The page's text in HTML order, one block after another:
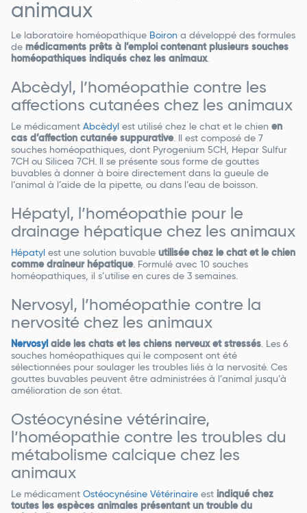
animaux
Le laboratoire homéopathique Boiron a développé des formules
de médicaments prêts à l’emploi contenant plusieurs souches
homéopathiques indiqués chez les animaux.
Abcèdyl, l’homéopathie contre les
affections cutanées chez les animaux
Le médicament Abcèdyl est utilisé chez le chat et le chien en
cas d’affection cutanée suppurative. Il est composé de 7
souches homéopathiques, dont Pyrogenium 5CH, Hepar Sulfur
7CH ou Silicea 7CH. Il se présente sous forme de gouttes
buvables à donner à boire directement dans la gueule de
l’animal à l’aide de la pipette, ou dans l’eau de boisson.
Hépatyl, l’homéopathie pour le
drainage hépatique chez les animaux
Hépatyl est une solution buvable utilisée chez le chat et le chien
comme draineur hépatique. Formulé avec 10 souches
homéopathiques, il s’utilise en cures de 3 semaines.
Nervosyl, l’homéopathie contre la
nervosité chez les animaux
Nervosyl aide les chats et les chiens nerveux et stressés. Les 6
souches homéopathiques qui le composent ont été
sélectionnées pour soulager les troubles liés à la nervosité. Ces
gouttes buvables peuvent être administrées à l’animal jusqu’à
amélioration de son état.
Ostéocynésine vétérinaire,
l’homéopathie contre les troubles du
métabolisme calcique chez les
animaux
Le médicament Ostéocynésine Vétérinaire est indiqué chez
toutes les espèces animales présentant un trouble du